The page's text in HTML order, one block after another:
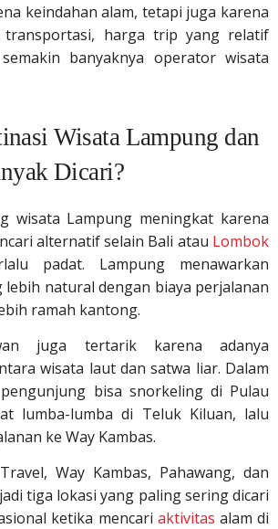
keindahan alam, tetapi juga karena
transportasi, harga trip yang relatif
banyaknya operator wisata
Wisata Lampung dan
Dicari?
wisata Lampung meningkat karena
alternatif selain Bali atau Lombok
padat. Lampung menawarkan
lebih natural dengan biaya perjalanan
ramah kantong.
juga tertarik karena adanya
wisata laut dan satwa liar. Dalam
bisa snorkeling di Pulau
lumba-lumba di Teluk Kiluan, lalu
ke Way Kambas.
Way Kambas, Pahawang, dan
tiga lokasi yang paling sering dicari
ketika mencari aktivitas alam di